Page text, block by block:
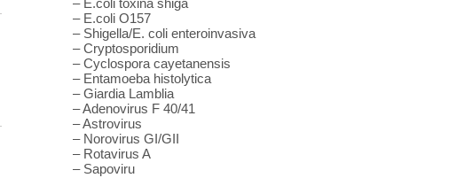
– E.coli toxina shiga
– E.coli O157
– Shigella/E. coli enteroinvasiva
– Cryptosporidium
– Cyclospora cayetanensis
– Entamoeba histolytica
– Giardia Lamblia
– Adenovirus F 40/41
– Astrovirus
– Norovirus GI/GII
– Rotavirus A
– Sapoviru